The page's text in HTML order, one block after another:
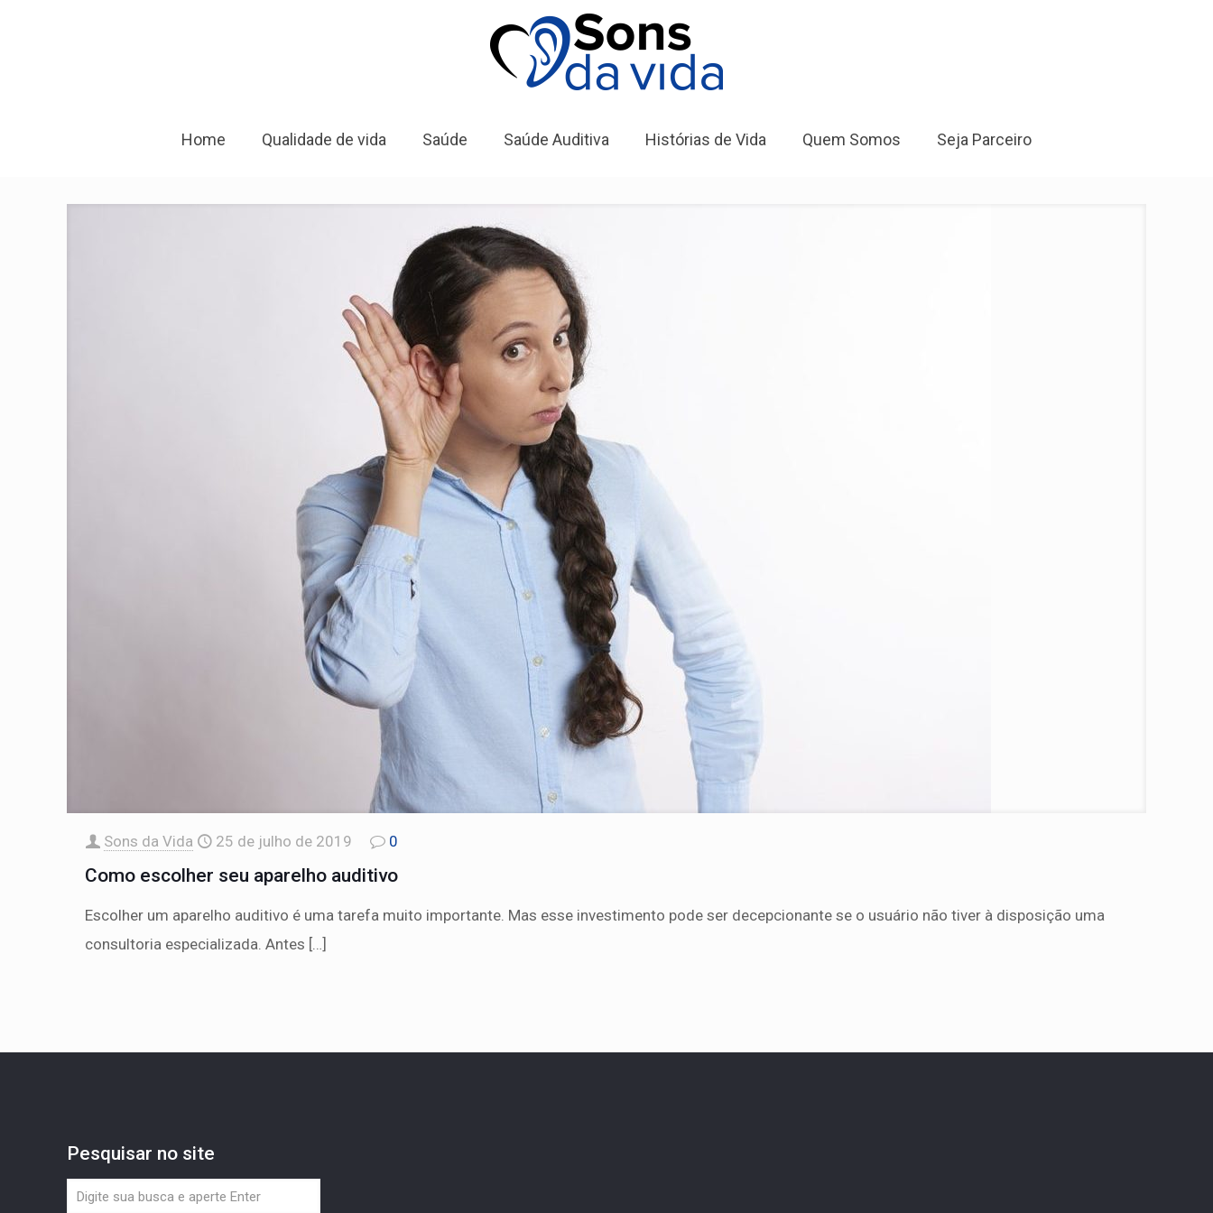
Home Qualidade de vida Saúde Saúde Auditiva Histórias de Vida Quem Somos Seja Parceiro
Sons da Vida 25 de julho de 2019 0
Como escolher seu aparelho auditivo
Escolher um aparelho auditivo é uma tarefa muito importante. Mas esse investimento pode ser decepcionante se o usuário não tiver à disposição uma
consultoria especializada. Antes […]
Pesquisar no site